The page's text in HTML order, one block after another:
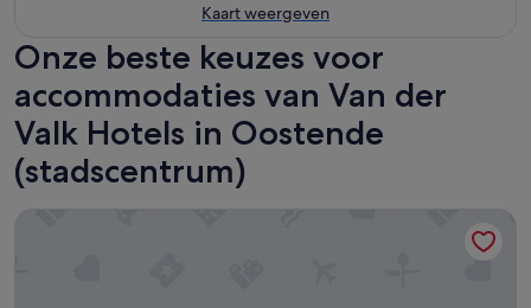
Kaart weergeven
Onze beste keuzes voor
accommodaties van Van der
Valk Hotels in Oostende
(stadscentrum)